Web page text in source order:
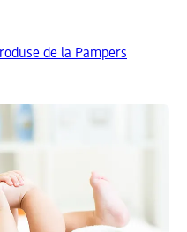
de la Pampers